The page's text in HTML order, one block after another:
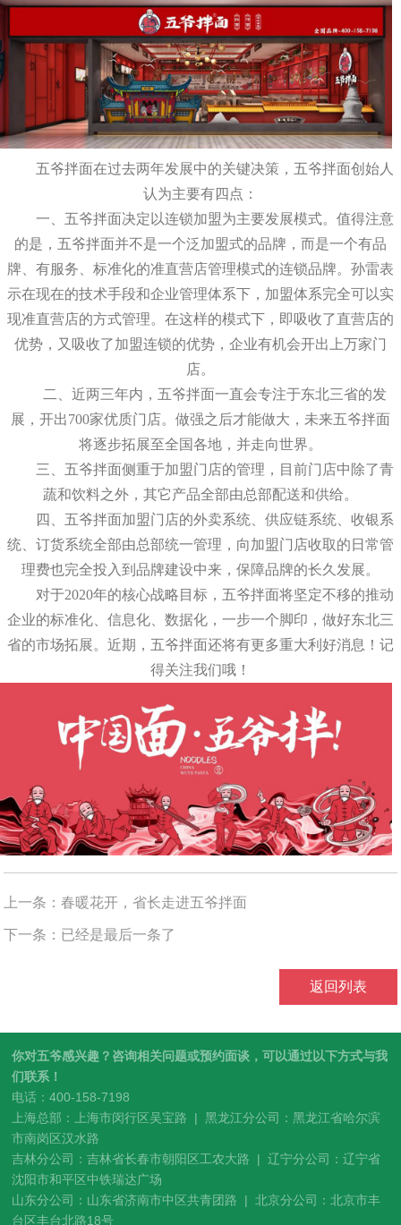
五爷拌面在过去两年发展中的关键决策，五爷拌面创始人
认为主要有四点：
一、五爷拌面决定以连锁加盟为主要发展模式。值得注意
的是，五爷拌面并不是一个泛加盟式的品牌，而是一个有品
牌、有服务、标准化的准直营店管理模式的连锁品牌。孙雷表
示在现在的技术手段和企业管理体系下，加盟体系完全可以实
现准直营店的方式管理。在这样的模式下，即吸收了直营店的
优势，又吸收了加盟连锁的优势，企业有机会开出上万家门
店。
二、近两三年内，五爷拌面一直会专注于东北三省的发
展，开出700家优质门店。做强之后才能做大，未来五爷拌面
将逐步拓展至全国各地，并走向世界。
三、五爷拌面侧重于加盟门店的管理，目前门店中除了青
蔬和饮料之外，其它产品全部由总部配送和供给。
四、五爷拌面加盟门店的外卖系统、供应链系统、收银系
统、订货系统全部由总部统一管理，向加盟门店收取的日常管
理费也完全投入到品牌建设中来，保障品牌的长久发展。
对于2020年的核心战略目标，五爷拌面将坚定不移的推动
企业的标准化、信息化、数据化，一步一个脚印，做好东北三
省的市场拓展。近期，五爷拌面还将有更多重大利好消息！记
得关注我们哦！
上一条：春暖花开，省长走进五爷拌面
下一条：已经是最后一条了
返回列表
你对五爷感兴趣？咨询相关问题或预约面谈，可以通过以下方式与我
们联系！
电话：400-158-7198
上海总部：上海市闵行区吴宝路 | 黑龙江分公司：黑龙江省哈尔滨
市南岗区汉水路
吉林分公司：吉林省长春市朝阳区工农大路 | 辽宁分公司：辽宁省
沈阳市和平区中铁瑞达广场
山东分公司：山东省济南市中区共青团路 | 北京分公司：北京市丰
台区丰台北路18号